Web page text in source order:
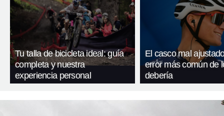
Tu talla de bicicleta ideal: guía
completa y nuestra
experiencia personal
El casco mal
error más común de
debería